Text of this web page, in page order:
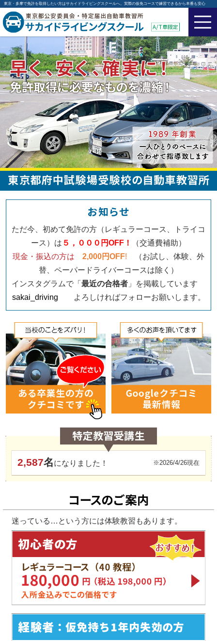
東京・多摩で免許を取得したい方はサカイドライビングスクールへ。実際の仮免コースで練習できるから本番も安心
ただ今、初めて免許の方（レギュラーコース、トライコ
ース）は ５，０００円OFF！
（交通費補助）
現金・振込の方は 2,000円OFF!
（お試し、体験、外
替、ペーパードライバーコースは除く）
インスタグラムで「最近の合格者 」を掲載しています
sakai_driving よろしければフォローお願いします。
2,587名になりました！ ※2026/4/26現在
迷っている…という方には体験教習もあります。